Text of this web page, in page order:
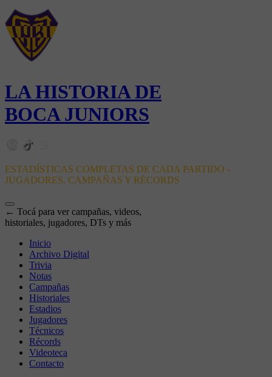
LA HISTORIA DE
BOCA JUNIORS
ESTADÍSTICAS COMPLETAS DE CADA PARTIDO -
JUGADORES, CAMPAÑAS Y RÉCORDS
← Tocá para ver campañas, videos,
historiales, jugadores, DTs y más
Inicio
Archivo Digital
Trivia
Notas
Campañas
Historiales
Estadios
Jugadores
Técnicos
Récords
Videoteca
Contacto